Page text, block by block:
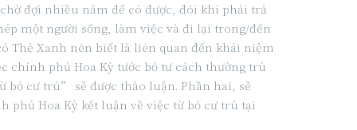
đợi nhiều năm để có được, đôi khi phải trả
một người sống, làm việc và đi lại trong/đến
Thẻ Xanh nên biết là liên quan đến khái niệm
chính phủ Hoa Kỳ tước bỏ tư cách thường trú
bỏ cư trú” sẽ được thảo luận. Phần hai, sẽ
phủ Hoa Kỳ kết luận về việc từ bỏ cư trú tại